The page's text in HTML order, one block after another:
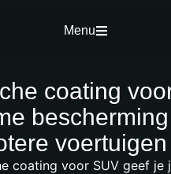
Menu
coating
voertuigen
coating voor SUV geef je